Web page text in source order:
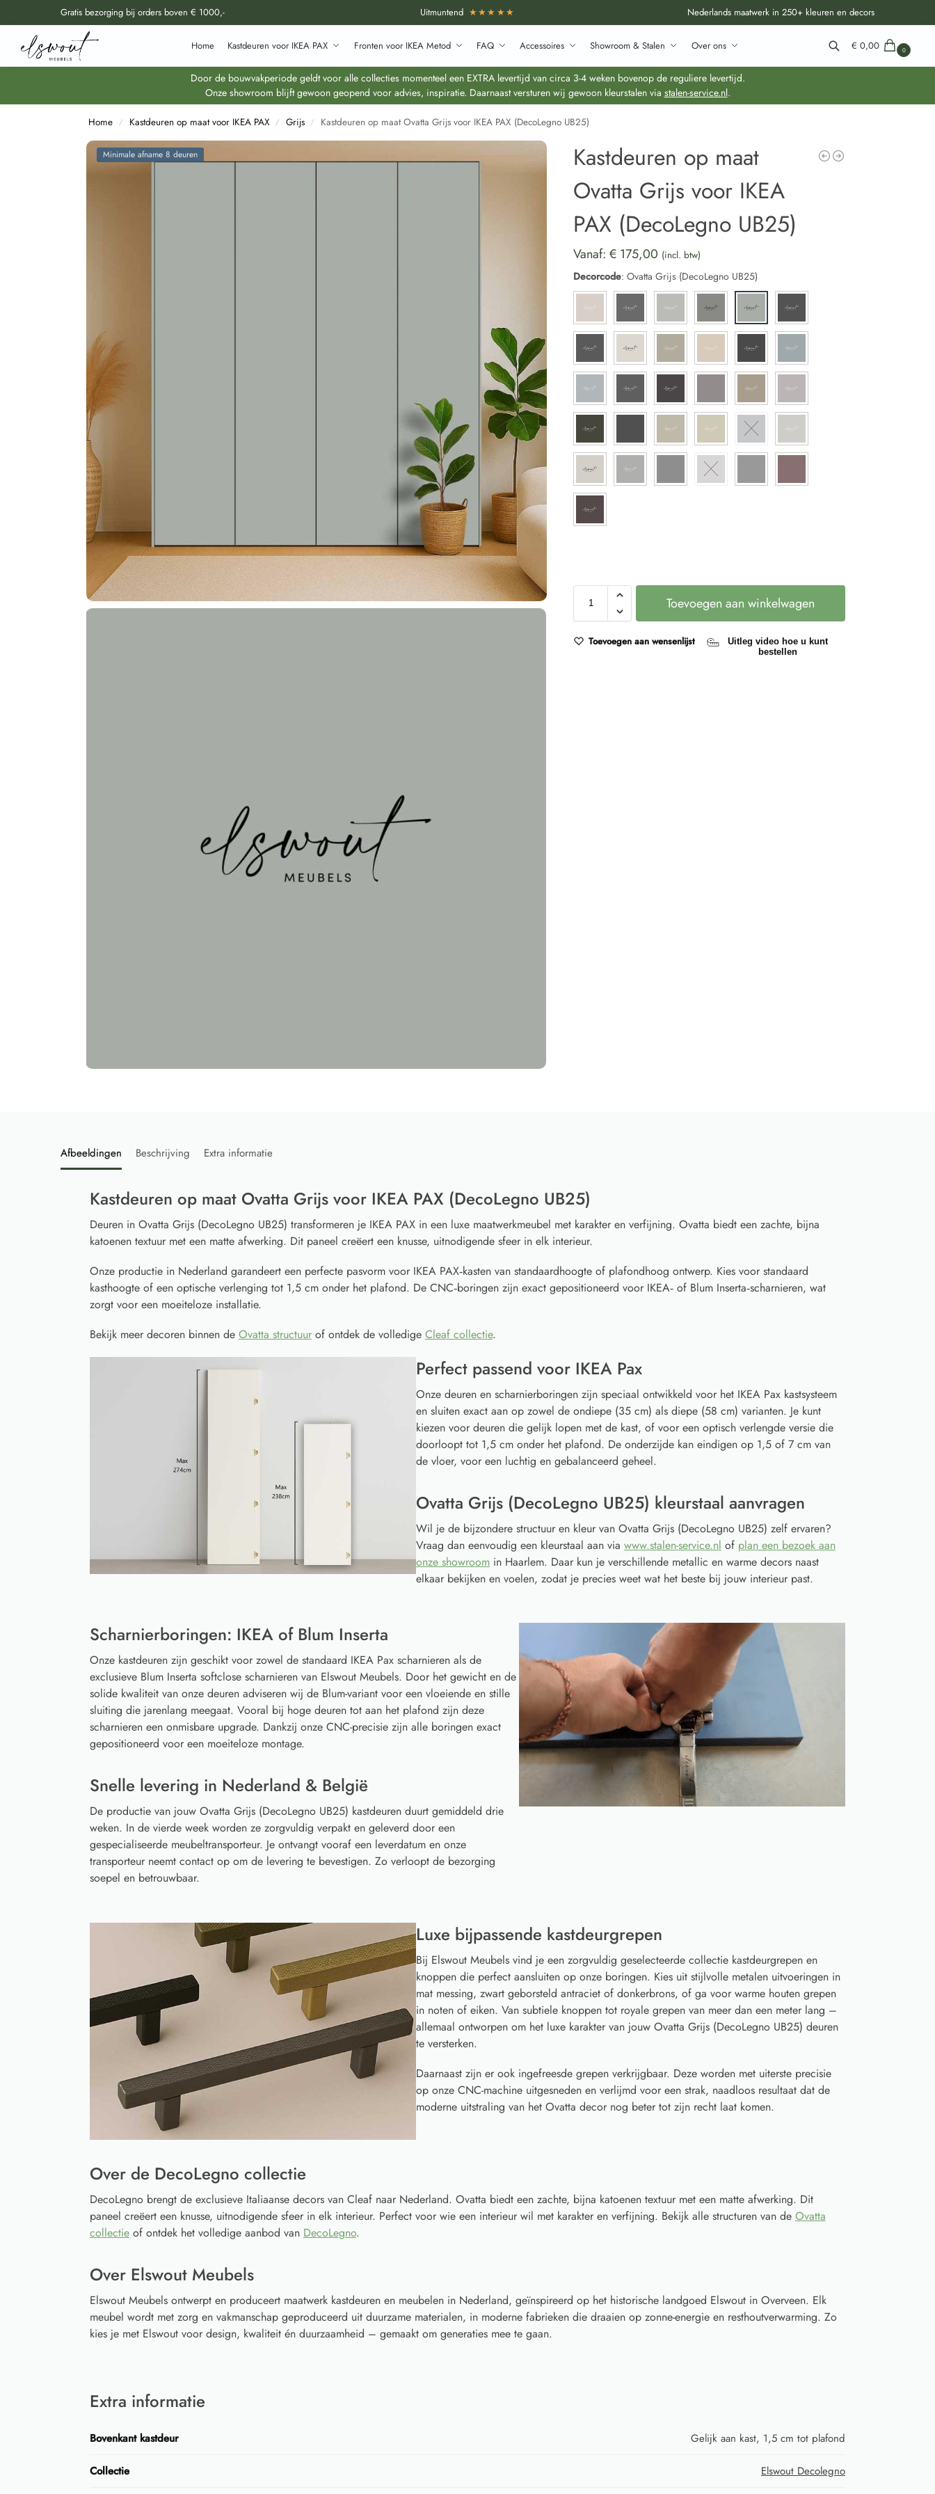
Gratis bezorging bij orders boven € 1000,- Uitmuntend ★★★★★ Nederlands maatwerk in 250+ kleuren en decors
Home Kastdeuren voor IKEA PAX Fronten voor IKEA Metod FAQ Accessoires Showroom & Stalen Over ons
Doorzoek al onze producten
Zoeken
€ 0,00 0
Door de bouwvakperiode geldt voor alle collecties momenteel een EXTRA levertijd van circa 3-4 weken bovenop de reguliere levertijd.
Onze showroom blijft gewoon geopend voor advies, inspiratie. Daarnaast versturen wij gewoon kleurstalen via stalen-service.nl.
Home / Kastdeuren op maat voor IKEA PAX / Grijs / Kastdeuren op maat Ovatta Grijs voor IKEA PAX (DecoLegno UB25)
Minimale afname 8 deuren
Kastdeuren op maat
Ovatta Grijs voor IKEA
PAX (DecoLegno UB25)
Vanaf:€ 175,00 (incl. btw)
Decorcode: Ovatta Grijs (DecoLegno UB25)
Toevoegen aan winkelwagen
Toevoegen aan wensenlijst
Uitleg video hoe u kunt
bestellen
Afbeeldingen Beschrijving Extra informatie
Kastdeuren op maat Ovatta Grijs voor IKEA PAX (DecoLegno UB25)
Deuren in Ovatta Grijs (DecoLegno UB25) transformeren je IKEA PAX in een luxe maatwerkmeubel met karakter en verfijning. Ovatta biedt een zachte, bijna
katoenen textuur met een matte afwerking. Dit paneel creëert een knusse, uitnodigende sfeer in elk interieur.
Onze productie in Nederland garandeert een perfecte pasvorm voor IKEA PAX‑kasten van standaardhoogte of plafondhoog ontwerp. Kies voor standaard
kasthoogte of een optische verlenging tot 1,5 cm onder het plafond. De CNC‑boringen zijn exact gepositioneerd voor IKEA‑ of Blum Inserta‑scharnieren, wat
zorgt voor een moeiteloze installatie.
Bekijk meer decoren binnen de Ovatta structuurof ontdek de volledige Cleaf collectie.
Perfect passend voor IKEA Pax
Onze deuren en scharnierboringen zijn speciaal ontwikkeld voor het IKEA Pax kastsysteem
en sluiten exact aan op zowel de ondiepe (35 cm) als diepe (58 cm) varianten. Je kunt
kiezen voor deuren die gelijk lopen met de kast, of voor een optisch verlengde versie die
doorloopt tot 1,5 cm onder het plafond. De onderzijde kan eindigen op 1,5 of 7 cm van
de vloer, voor een luchtig en gebalanceerd geheel.
Ovatta Grijs (DecoLegno UB25) kleurstaal aanvragen
Wil je de bijzondere structuur en kleur van Ovatta Grijs (DecoLegno UB25) zelf ervaren?
Vraag dan eenvoudig een kleurstaal aan via www.stalen-service.nl of plan een bezoek aan
onze showroomin Haarlem. Daar kun je verschillende metallic en warme decors naast
elkaar bekijken en voelen, zodat je precies weet wat het beste bij jouw interieur past.
Scharnierboringen: IKEA of Blum Inserta
Onze kastdeuren zijn geschikt voor zowel de standaard IKEA Pax scharnieren als de
exclusieve Blum Inserta softclose scharnieren van Elswout Meubels. Door het gewicht en de
solide kwaliteit van onze deuren adviseren wij de Blum-variant voor een vloeiende en stille
sluiting die jarenlang meegaat. Vooral bij hoge deuren tot aan het plafond zijn deze
scharnieren een onmisbare upgrade. Dankzij onze CNC-precisie zijn alle boringen exact
gepositioneerd voor een moeiteloze montage.
Snelle levering in Nederland & België
De productie van jouw Ovatta Grijs (DecoLegno UB25) kastdeuren duurt gemiddeld drie
weken. In de vierde week worden ze zorgvuldig verpakt en geleverd door een
gespecialiseerde meubeltransporteur. Je ontvangt vooraf een leverdatum en onze
transporteur neemt contact op om de levering te bevestigen. Zo verloopt de bezorging
soepel en betrouwbaar.
Luxe bijpassende kastdeurgrepen
Bij Elswout Meubels vind je een zorgvuldig geselecteerde collectie kastdeurgrepen en
knoppen die perfect aansluiten op onze boringen. Kies uit stijlvolle metalen uitvoeringen in
mat messing, zwart geborsteld antraciet of donkerbrons, of ga voor warme houten grepen
in noten of eiken. Van subtiele knoppen tot royale grepen van meer dan een meter lang –
allemaal ontworpen om het luxe karakter van jouw Ovatta Grijs (DecoLegno UB25) deuren
te versterken.
Daarnaast zijn er ook ingefreesde grepen verkrijgbaar. Deze worden met uiterste precisie
op onze CNC-machine uitgesneden en verlijmd voor een strak, naadloos resultaat dat de
moderne uitstraling van het Ovatta decor nog beter tot zijn recht laat komen.
Over de DecoLegno collectie
DecoLegno brengt de exclusieve Italiaanse decors van Cleaf naar Nederland. Ovatta biedt een zachte, bijna katoenen textuur met een matte afwerking. Dit
paneel creëert een knusse, uitnodigende sfeer in elk interieur. Perfect voor wie een interieur wil met karakter en verfijning. Bekijk alle structuren van de Ovatta
collectieof ontdek het volledige aanbod van DecoLegno.
Over Elswout Meubels
Elswout Meubels ontwerpt en produceert maatwerk kastdeuren en meubelen in Nederland, geïnspireerd op het historische landgoed Elswout in Overveen. Elk
meubel wordt met zorg en vakmanschap geproduceerd uit duurzame materialen, in moderne fabrieken die draaien op zonne-energie en resthoutverwarming. Zo
kies je met Elswout voor design, kwaliteit én duurzaamheid – gemaakt om generaties mee te gaan.
Extra informatie
Bovenkant kastdeur Gelijk aan kast, 1,5 cm tot plafond
Collectie Elswout Decolegno